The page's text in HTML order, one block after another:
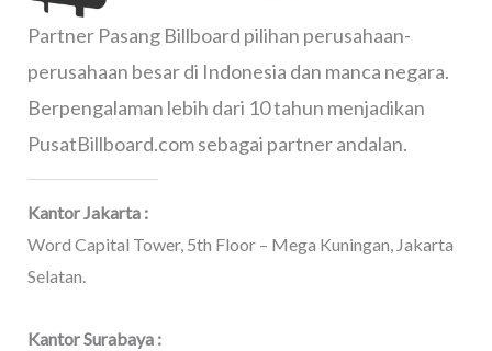
Partner Pasang Billboard pilihan perusahaan-
perusahaan besar di Indonesia dan manca negara.
Berpengalaman lebih dari 10 tahun menjadikan
PusatBillboard.com sebagai partner andalan.
Kantor Jakarta :
Word Capital Tower, 5th Floor – Mega Kuningan, Jakarta
Selatan.
Kantor Surabaya :